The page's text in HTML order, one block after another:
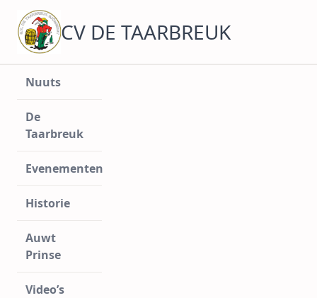
naar
inhoud
CV DE TAARBREUK
Nuuts
De
Taarbreuk
Evenementen
Historie
Auwt
Prinse
Video’s